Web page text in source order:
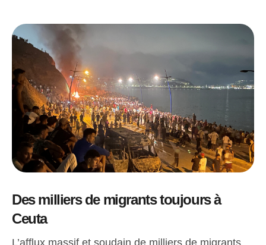
Des milliers de migrants toujours à
Ceuta